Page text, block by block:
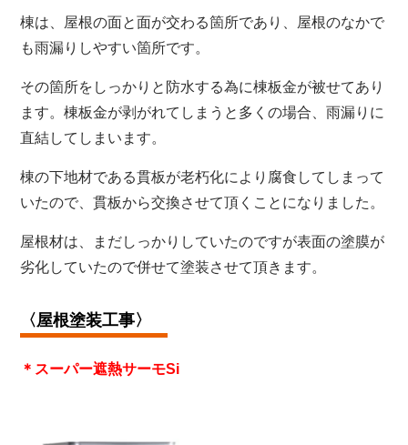
棟は、屋根の面と面が交わる箇所であり、屋根のなかで
も雨漏りしやすい箇所です。
その箇所をしっかりと防水する為に棟板金が被せてあり
ます。棟板金が剥がれてしまうと多くの場合、雨漏りに
直結してしまいます。
棟の下地材である貫板が老朽化により腐食してしまって
いたので、貫板から交換させて頂くことになりました。
屋根材は、まだしっかりしていたのですが表面の塗膜が
劣化していたので併せて塗装させて頂きます。
〈屋根塗装工事〉
＊スーパー遮熱サーモSi